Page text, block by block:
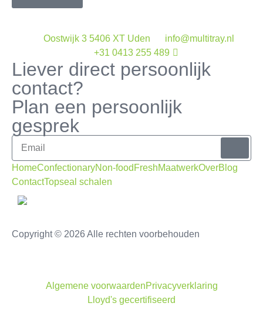
Oostwijk 3 5406 XT Uden
info@multitray.nl
+31 0413 255 489
Liever direct persoonlijk
contact?
Plan een persoonlijk
gesprek
HomeConfectionaryNon-food FreshMaatwerkOverBlog
ContactTopseal schalen
Copyright © 2026 Alle rechten voorbehouden
Algemene voorwaardenPrivacyverklaring
Lloyd's gecertifiseerd